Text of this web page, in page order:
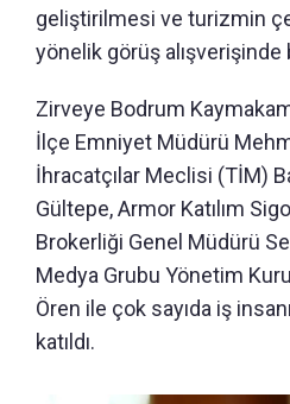
geliştirilmesi ve turizmin
yönelik görüş alışverişinde
Zirveye Bodrum
İlçe Emniyet Müdürü
İhracatçılar Meclisi (TİM)
Gültepe, Armor Katılım
Brokerliği Genel Müdürü
Medya Grubu Yönetim
Ören ile çok sayıda iş
katıldı.